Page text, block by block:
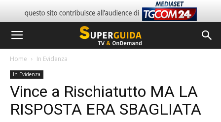
Home In Evidenza
In Evidenza
Vince a Rischiatutto MA LA
RISPOSTA ERA SBAGLIATA